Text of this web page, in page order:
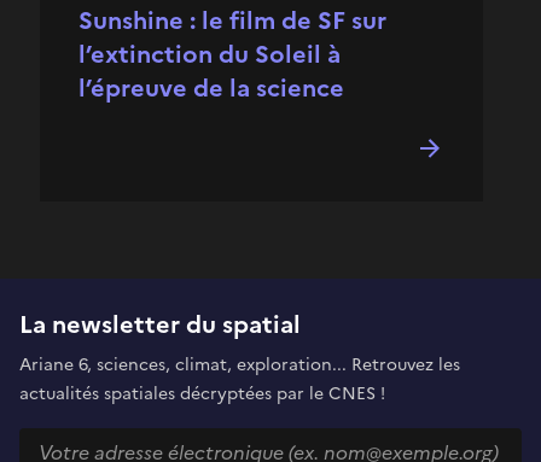
Sunshine : le film de SF sur
l’extinction du Soleil à
l’épreuve de la science
La newsletter du spatial
Ariane 6, sciences, climat, exploration... Retrouvez les
actualités spatiales décryptées par le CNES !